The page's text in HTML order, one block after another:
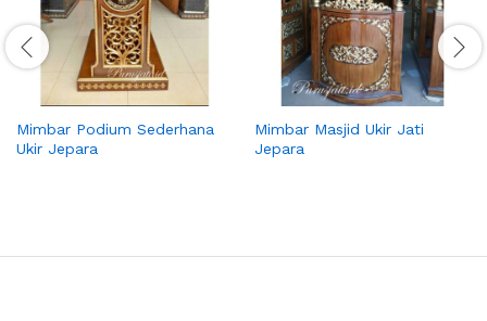
Mimbar Podium Sederhana
Ukir Jepara
Mimbar Masjid Ukir Jati
Jepara